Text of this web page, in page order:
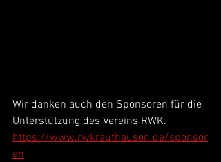
Wir danken auch den Sponsoren für die
Unterstützung des Vereins RWK.
https://www.rwkrauthausen.de/sponsor
en